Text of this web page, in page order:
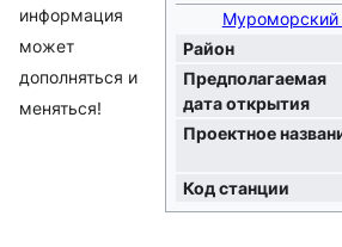
Муроморский
Район
Предполагаемая
дата открытия
Проектное
Код станции
информация
может
дополняться и
меняться!